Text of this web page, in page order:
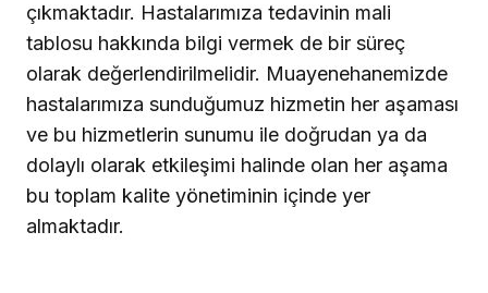
çıkmaktadır. Hastalarımıza tedavinin mali
tablosu hakkında bilgi vermek de bir süreç
olarak değerlendirilmelidir. Muayenehanemizde
hastalarımıza sunduğumuz hizmetin her aşaması
ve bu hizmetlerin sunumu ile doğrudan ya da
dolaylı olarak etkileşimi halinde olan her aşama
bu toplam kalite yönetiminin içinde yer
almaktadır.